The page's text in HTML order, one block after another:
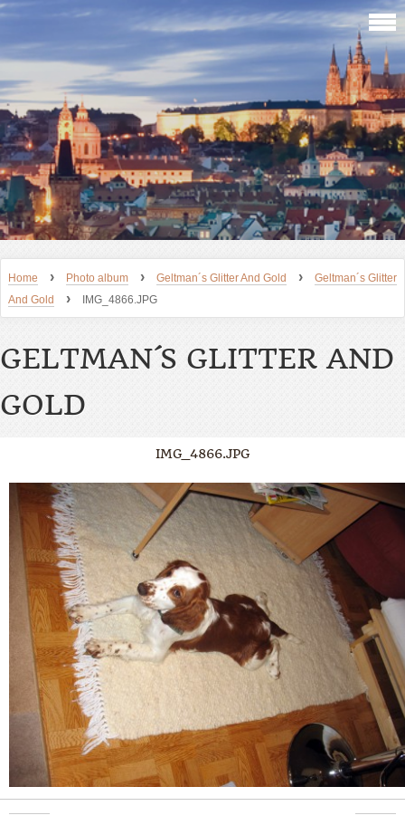
Home › Photo album › Geltman´s Glitter And Gold ›
Geltman´s Glitter
And Gold
› IMG_4866.JPG
GELTMAN´S GLITTER AND
GOLD
IMG_4866.JPG